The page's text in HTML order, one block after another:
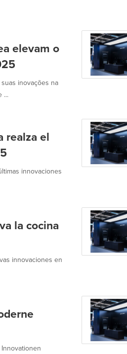
elevam o
inovações na
...
realza el
innovaciones
la cocina
innovaciones en